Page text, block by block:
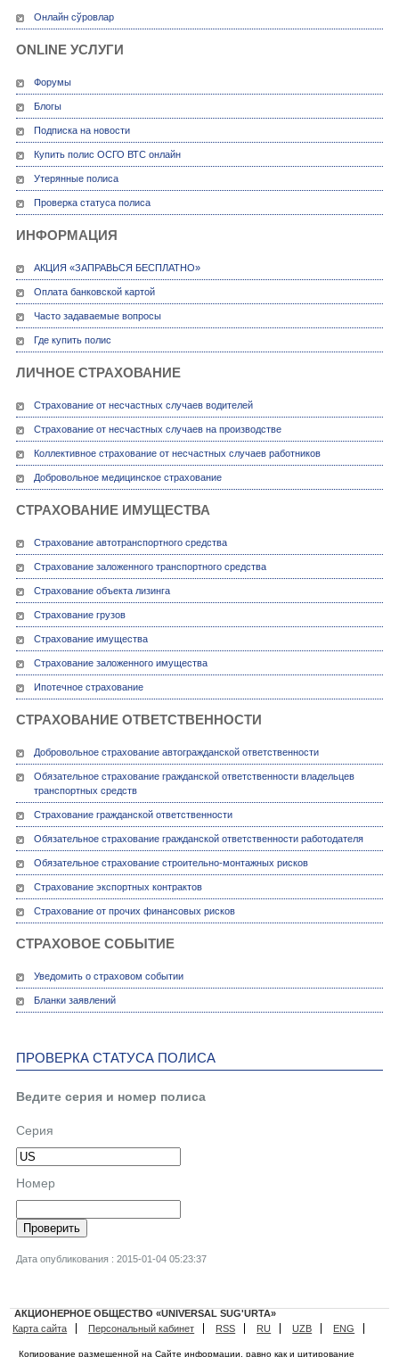
Онлайн сўровлар
ONLINE УСЛУГИ
Форумы
Блогы
Подписка на новости
Купить полис ОСГО ВТС онлайн
Утерянные полиса
Проверка статуса полиса
ИНФОРМАЦИЯ
АКЦИЯ «ЗАПРАВЬСЯ БЕСПЛАТНО»
Оплата банковской картой
Часто задаваемые вопросы
Где купить полис
ЛИЧНОЕ СТРАХОВАНИЕ
Страхование от несчастных случаев водителей
Страхование от несчастных случаев на производстве
Коллективное страхование от несчастных случаев работников
Добровольное медицинское страхование
СТРАХОВАНИЕ ИМУЩЕСТВА
Страхование автотранспортного средства
Страхование заложенного транспортного средства
Страхование объекта лизинга
Страхование грузов
Страхование имущества
Страхование заложенного имущества
Ипотечное страхование
СТРАХОВАНИЕ ОТВЕТСТВЕННОСТИ
Добровольное страхование автогражданской ответственности
Обязательное страхование гражданской ответственности владельцев
транспортных средств
Страхование гражданской ответственности
Обязательное страхование гражданской ответственности работодателя
Обязательное страхование строительно-монтажных рисков
Страхование экспортных контрактов
Страхование от прочих финансовых рисков
СТРАХОВОЕ СОБЫТИЕ
Уведомить о страховом событии
Бланки заявлений
ПРОВЕРКА СТАТУСА ПОЛИСА
Ведите серия и номер полиса
Серия
Номер
Дата опубликования : 2015-01-04 05:23:37
АКЦИОНЕРНОЕ ОБЩЕСТВО «UNIVERSAL SUG'URTA»
Карта сайта
Персональный кабинет RSS RU UZB ENG
Копирование размещенной на Сайте информации, равно как и цитирование